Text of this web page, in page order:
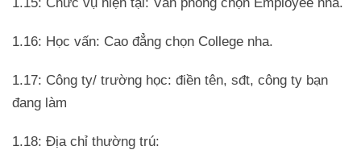
1.16: Học vấn: Cao đẳng chọn College nha.
1.17: Công ty/ trường học: điền tên, sđt, công ty bạn
đang làm
1.18: Địa chỉ thường trú: